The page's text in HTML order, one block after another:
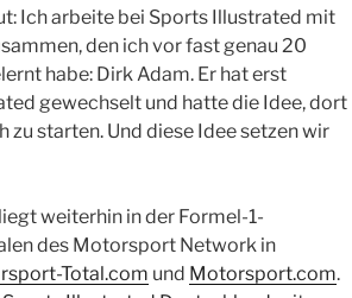
Ich arbeite bei Sports Illustrated mit
den ich vor fast genau 20
habe: Dirk Adam. Er hat erst
gewechselt und hatte die Idee, dort
zu starten. Und diese Idee setzen wir
weiterhin in der Formel-1-
des Motorsport Network in
Total.com und Motorsport.com.